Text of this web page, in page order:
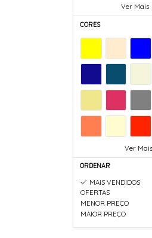
Ver Mais
CORES
Ver Mais
ORDENAR
MAIS VENDIDOS
OFERTAS
MENOR PREÇO
MAIOR PREÇO